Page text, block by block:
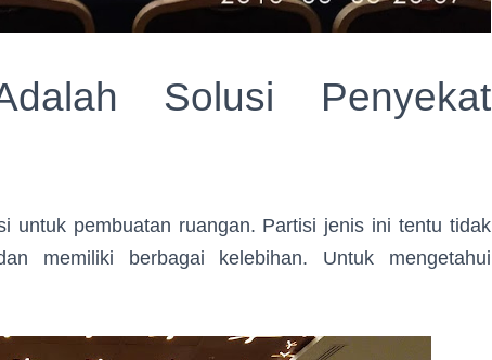
Solusi Penyekat
pembuatan ruangan. Partisi jenis ini tentu tidak
memiliki berbagai kelebihan. Untuk mengetahui